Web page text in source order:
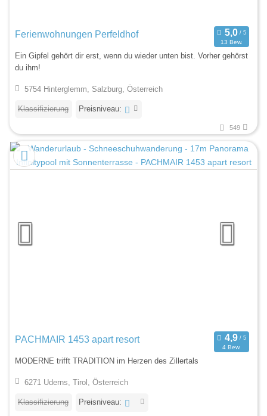
Ferienwohnungen Perfeldhof
13 Bew.
Ein Gipfel gehört dir erst, wenn du wieder unten bist. Vorher gehörst
du ihm!
5754 Hinterglemm, Salzburg, Österreich
Klassifizierung Preisniveau:
549
PACHMAIR 1453 apart resort
4 Bew.
MODERNE trifft TRADITION im Herzen des Zillertals
6271 Uderns, Tirol, Österreich
Klassifizierung Preisniveau: